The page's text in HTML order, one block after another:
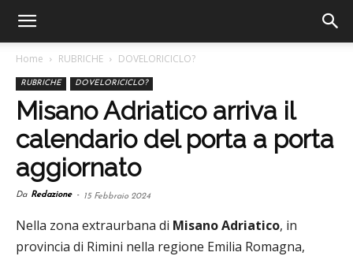
Home RUBRICHE DOVELORICICLO?
RUBRICHE DOVELORICICLO?
Misano Adriatico arriva il
calendario del porta a porta
aggiornato
Da Redazione - 15 Febbraio 2024
Nella zona extraurbana di Misano Adriatico, in
provincia di Rimini nella regione Emilia Romagna,